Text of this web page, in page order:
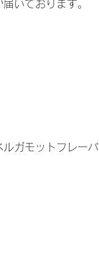
いております。
ガモットフレーバ